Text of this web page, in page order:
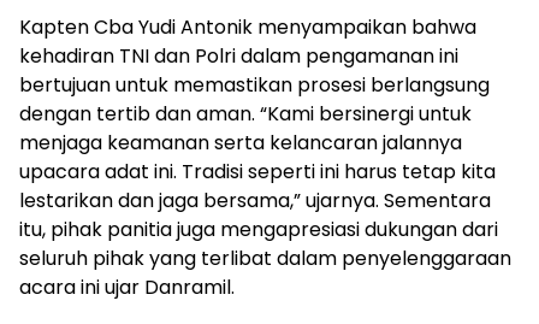
Kapten Cba Yudi Antonik menyampaikan bahwa
kehadiran TNI dan Polri dalam pengamanan ini
bertujuan untuk memastikan prosesi berlangsung
dengan tertib dan aman. “Kami bersinergi untuk
menjaga keamanan serta kelancaran jalannya
upacara adat ini. Tradisi seperti ini harus tetap kita
lestarikan dan jaga bersama,” ujarnya. Sementara
itu, pihak panitia juga mengapresiasi dukungan dari
seluruh pihak yang terlibat dalam penyelenggaraan
acara ini ujar Danramil.